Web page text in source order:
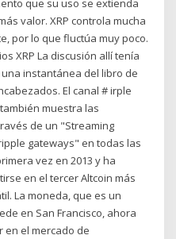
que su uso se extienda
valor. XRP controla mucha
por lo que fluctúa muy poco.
XRP La discusión allí tenía
instantánea del libro de
El canal # irple
muestra las
de un "Streaming
gateways" en todas las
vez en 2013 y ha
en el tercer Altcoin más
La moneda, que es un
en San Francisco, ahora
en el mercado de